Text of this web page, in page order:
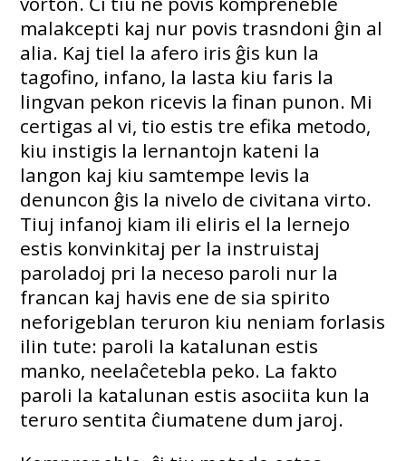
malakcepti kaj nur povis trasndoni ĝin al
alia. Kaj tiel la afero iris ĝis kun la
tagofino, infano, la lasta kiu faris la
lingvan pekon ricevis la finan punon. Mi
certigas al vi, tio estis tre efika metodo,
kiu instigis la lernantojn kateni la
langon kaj kiu samtempe levis la
denuncon ĝis la nivelo de civitana virto.
Tiuj infanoj kiam ili eliris el la lernejo
estis konvinkitaj per la instruistaj
paroladoj pri la neceso paroli nur la
francan kaj havis ene de sia spirito
neforigeblan teruron kiu neniam forlasis
ilin tute: paroli la katalunan estis
manko, neelaĉetebla peko. La fakto
paroli la katalunan estis asociita kun la
teruro sentita ĉiumatene dum jaroj.